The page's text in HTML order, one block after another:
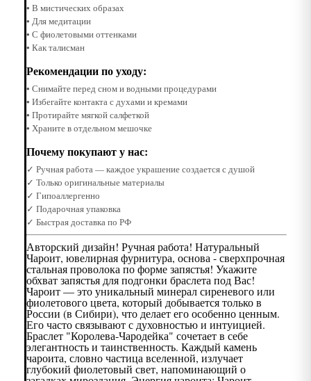
• В мистических образах
• Для медитации
• С фиолетовыми оттенками
• Как талисман
Рекомендации по уходу:
• Снимайте перед сном и водными процедурами
• Избегайте контакта с духами и кремами
• Протирайте мягкой салфеткой
• Храните в отдельном мешочке
Почему покупают у нас:
✓ Ручная работа — каждое украшение создается с душой
✓ Только оригинальные материалы
✓ Гипоаллергенно
✓ Подарочная упаковка
✓ Быстрая доставка по РФ
Авторский дизайн! Ручная работа! Натуральный
Чароит, ювелирная фурнитура, основа - сверхпрочная
стальная проволока по форме запястья! Укажите
обхват запястья для подгонки браслета под Вас!
Чароит — это уникальный минерал сиреневого или
фиолетового цвета, который добывается только в
России (в Сибири), что делает его особенно ценным.
Его часто связывают с духовностью и интуицией.
Браслет "Королева-Чародейка" сочетает в себе
элегантность и таинственность. Каждый камень
чароита, словно частица вселенной, излучает
глубокий фиолетовый свет, напоминающий о